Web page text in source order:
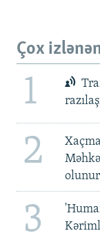
Çox
1
2
olunur
3